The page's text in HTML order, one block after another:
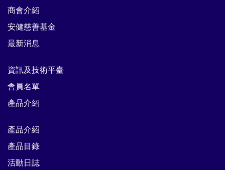
商會介紹
安健慈善基金
最新消息
資訊及技術平臺
會員名單
產品介紹
產品介紹
產品目錄
活動日誌